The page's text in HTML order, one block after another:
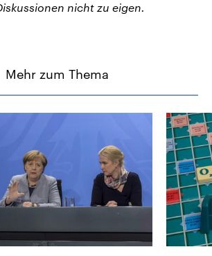
nicht zu eigen.
Mehr zum Thema